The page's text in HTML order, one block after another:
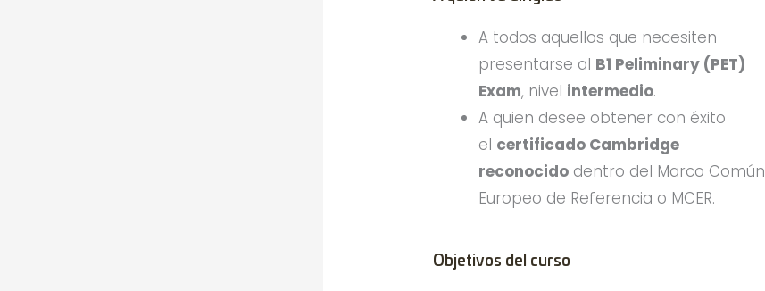
A todos aquellos que necesiten
presentarse al B1 Peliminary (PET)
Exam, nivel intermedio.
A quien desee obtener con éxito
el certificado Cambridge
reconocido dentro del Marco Común
Europeo de Referencia o MCER.
Objetivos del curso